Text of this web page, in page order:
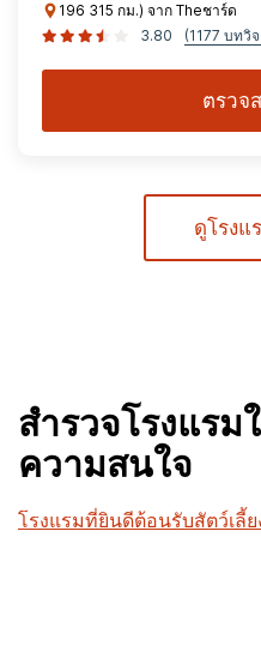
196 315 กม.) จาก Theชาร์ด
3.80
(1177 บทวิ
ตรวจ
ดูโรงแ
สำรวจโรงแร
ความสนใจ
โรงแรมที่ยินดีต้อนรับสัตว์เลี้